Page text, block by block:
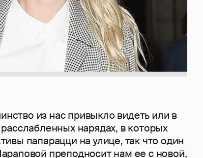
из нас привыкло видеть или в
нарядах, в которых
папарацци на улице, так что один
преподносит нам ее с новой,